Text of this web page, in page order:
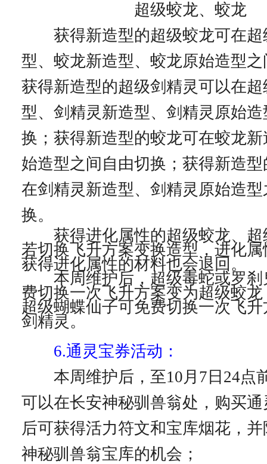
超级蛟龙、蛟龙
获得新造型的超级蛟龙可在超
型、蛟龙新造型、蛟龙原始造型
获得新造型的超级剑精灵可以在
型、剑精灵新造型、剑精灵原始
换；获得新造型的蛟龙可在蛟龙
始造型之间自由切换；获得新造
在剑精灵新造型、剑精灵原始造
换。
获得进化属性的超级蛟龙、超
若切换飞升方案变换造型，进化
获得进化属性的材料也会退回。
本周维护后，超级毒蛇或罗刹
费切换一次飞升方案变为超级蛟
超级蝴蝶仙子可免费切换一次飞
剑精灵。
6.通灵宝券活动：
本周维护后，至10月7日24点
可以在长安神秘驯兽翁处，购买
后可获得活力符文和宝库烟花，
神秘驯兽翁宝库的机会；